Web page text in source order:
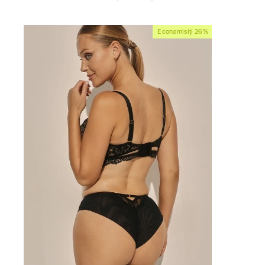
Economisiți 26%